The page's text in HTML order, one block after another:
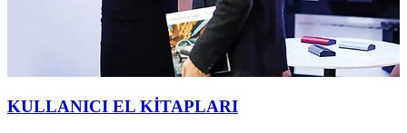
KULLANICI EL KİTAPLARI